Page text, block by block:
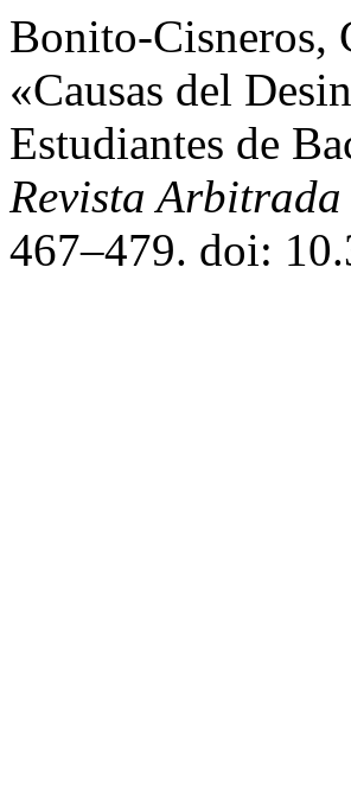
Bonito-Cisneros,
«Causas del
Estudiantes de
Revista
467–479. doi: